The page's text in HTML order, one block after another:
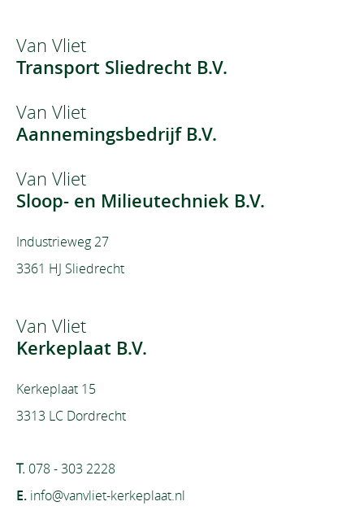
Van Vliet
Transport Sliedrecht B.V.
Van Vliet
Aannemingsbedrijf B.V.
Van Vliet
Sloop- en Milieutechniek B.V.
Industrieweg 27
3361 HJ Sliedrecht
Van Vliet
Kerkeplaat B.V.
Kerkeplaat 15
3313 LC Dordrecht
T. 078 - 303 2228
E. info@vanvliet-kerkeplaat.nl